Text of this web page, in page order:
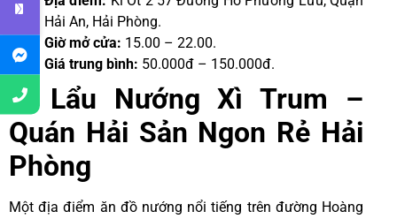
Hải An, Hải Phòng.
Giờ mở cửa: 15.00 – 22.00.
Giá trung bình: 50.000đ – 150.000đ.
5. Lẩu Nướng Xì Trum –
Quán Hải Sản Ngon Rẻ Hải
Phòng
Một địa điểm ăn đồ nướng nổi tiếng trên đường Hoàng